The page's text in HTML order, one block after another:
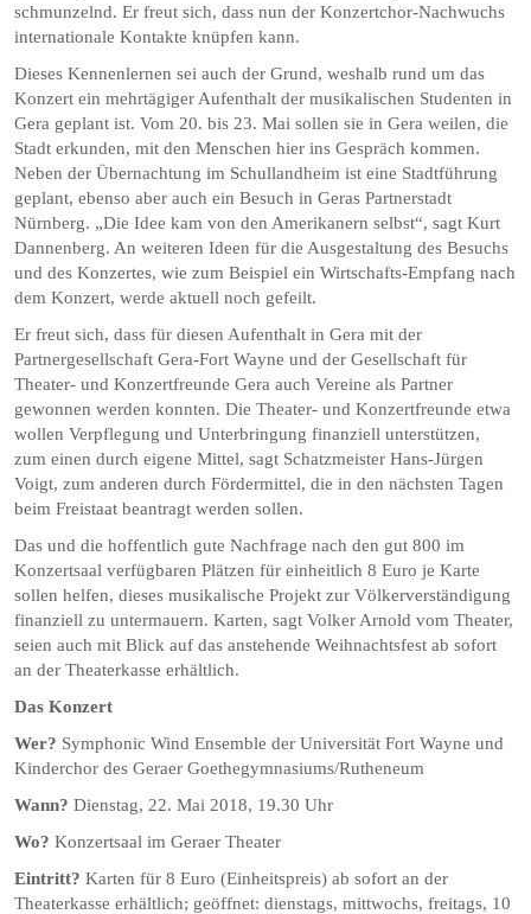
schmunzelnd. Er freut sich, dass nun der Konzertchor-Nachwuchs
internationale Kontakte knüpfen kann.
Dieses Kennenlernen sei auch der Grund, weshalb rund um das
Konzert ein mehrtägiger Aufenthalt der musikalischen Studenten in
Gera geplant ist. Vom 20. bis 23. Mai sollen sie in Gera weilen, die
Stadt erkunden, mit den Menschen hier ins Gespräch kommen.
Neben der Übernachtung im Schullandheim ist eine Stadtführung
geplant, ebenso aber auch ein Besuch in Geras Partnerstadt
Nürnberg. „Die Idee kam von den Amerikanern selbst“, sagt Kurt
Dannenberg. An weiteren Ideen für die Ausgestaltung des Besuchs
und des Konzertes, wie zum Beispiel ein Wirtschafts-Empfang nach
dem Konzert, werde aktuell noch gefeilt.
Er freut sich, dass für diesen Aufenthalt in Gera mit der
Partnergesellschaft Gera-Fort Wayne und der Gesellschaft für
Theater- und Konzertfreunde Gera auch Vereine als Partner
gewonnen werden konnten. Die Theater- und Konzertfreunde etwa
wollen Verpflegung und Unterbringung finanziell unterstützen,
zum einen durch eigene Mittel, sagt Schatzmeister Hans-Jürgen
Voigt, zum anderen durch Fördermittel, die in den nächsten Tagen
beim Freistaat beantragt werden sollen.
Das und die hoffentlich gute Nachfrage nach den gut 800 im
Konzertsaal verfügbaren Plätzen für einheitlich 8 Euro je Karte
sollen helfen, dieses musikalische Projekt zur Völkerverständigung
finanziell zu untermauern. Karten, sagt Volker Arnold vom Theater,
seien auch mit Blick auf das anstehende Weihnachtsfest ab sofort
an der Theaterkasse erhältlich.
Das Konzert
Wer? Symphonic Wind Ensemble der Universität Fort Wayne und
Kinderchor des Geraer Goethegymnasiums/Rutheneum
Wann? Dienstag, 22. Mai 2018, 19.30 Uhr
Wo? Konzertsaal im Geraer Theater
Eintritt? Karten für 8 Euro (Einheitspreis) ab sofort an der
Theaterkasse erhältlich; geöffnet: dienstags, mittwochs, freitags, 10